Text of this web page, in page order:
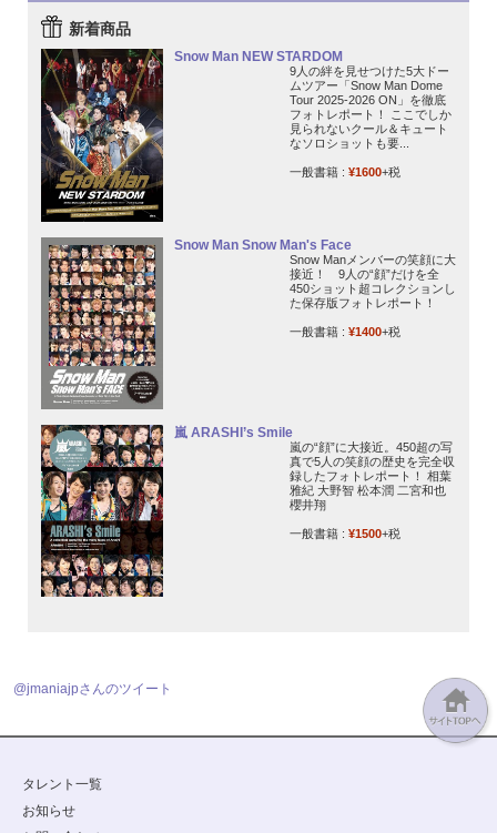
新着商品
Snow Man NEW STARDOM
9人の絆を見せつけた5大ドー
ムツアー「Snow Man Dome
Tour 2025-2026 ON」を徹底
フォトレポート！ ここでしか
見られないクール＆キュート
なソロショットも要...
一般書籍 : ¥1600+税
Snow Man Snow Man's Face
Snow Manメンバーの笑顔に大
接近！ 9人の“顔”だけを全
450ショット超コレクションし
た保存版フォトレポート！
一般書籍 : ¥1400+税
嵐 ARASHI’s Smile
嵐の“顔”に大接近。450超の写
真で5人の笑顔の歴史を完全収
録したフォトレポート！ 相葉
雅紀 大野智 松本潤 二宮和也
櫻井翔
一般書籍 : ¥1500+税
@jmaniajpさんのツイート
タレント一覧
お知らせ